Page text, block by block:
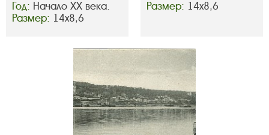
Год: Начало ХХ века.
Размер: 14х8,6
Размер: 14х8,6